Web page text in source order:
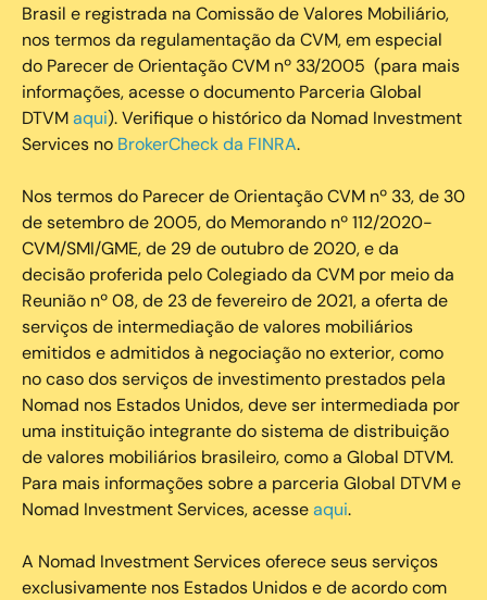
Brasil e registrada na Comissão de Valores Mobiliário,
nos termos da regulamentação da CVM, em especial
do Parecer de Orientação CVM nº 33/2005 (para mais
informações, acesse o documento Parceria Global
DTVMaqui). Verifique o histórico da Nomad Investment
Services no BrokerCheck da FINRA.
Nos termos do Parecer de Orientação CVM nº 33, de 30
de setembro de 2005, do Memorando nº 112/2020-
CVM/SMI/GME, de 29 de outubro de 2020, e da
decisão proferida pelo Colegiado da CVM por meio da
Reunião nº 08, de 23 de fevereiro de 2021, a oferta de
serviços de intermediação de valores mobiliários
emitidos e admitidos à negociação no exterior, como
no caso dos serviços de investimento prestados pela
Nomad nos Estados Unidos, deve ser intermediada por
uma instituição integrante do sistema de distribuição
de valores mobiliários brasileiro, como a Global DTVM.
Para mais informações sobre a parceria Global DTVM e
Nomad Investment Services, acesseaqui.
A Nomad Investment Services oferece seus serviços
exclusivamente nos Estados Unidos e de acordo com